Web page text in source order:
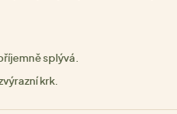
splývá.
krk.